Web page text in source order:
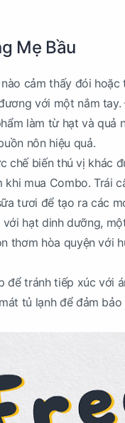
Mẹ Bầu
cảm thấy đói hoặc
với một nắm
làm từ hạt và quả
nôn hiệu quả.
chế biến thú vị khác
mua Combo. Trái
tươi để tạo ra các
hạt dinh dưỡng,
thơm hòa quyện với
để tránh tiếp xúc với
tủ lạnh để đảm